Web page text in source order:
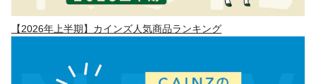
【2026年上半期】カインズ人気商品ランキング